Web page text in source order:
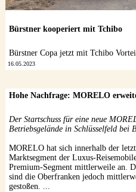
Bürstner kooperiert mit Tchibo
Bürstner Copa jetzt mit Tchibo
16.05.2023
Hohe Nachfrage: MORELO
Der Startschuss für eine neue
Betriebsgelände in Schlüsselfeld bei
MORELO hat sich innerhalb der
Marktsegment der Luxus-
Premium-Segment mittlerweile an.
sind die Oberfranken jedoch
gestoßen. ...